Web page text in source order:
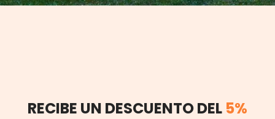
RECIBE UN DESCUENTO DEL 5%